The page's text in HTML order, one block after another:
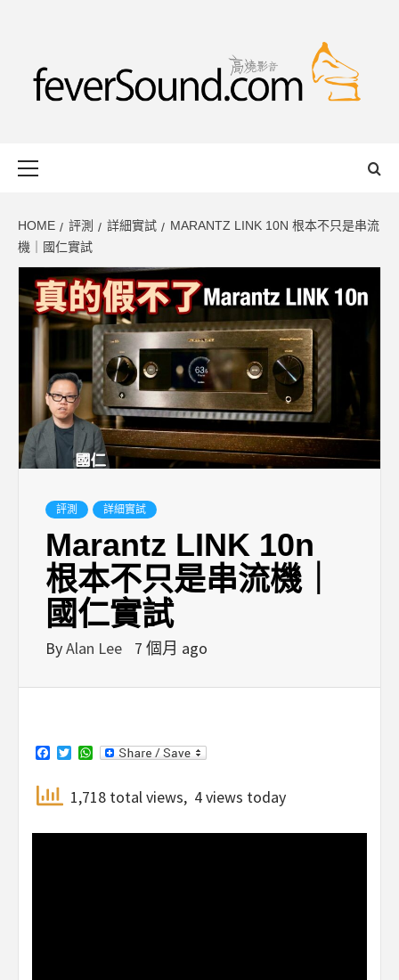
HOME 評測 詳細實試
MARANTZ LINK 10N 根本不只是串流
機｜國仁實試
評測 詳細實試
Marantz LINK 10n
根本不只是串流機｜
國仁實試
ByAlan Lee 7 個月 ago
Facebook
TwitterWhatsApp
1,718 total views, 4 views today